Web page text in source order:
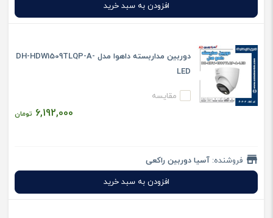
افزودن به سبد خرید
دوربین مداربسته داهوا مدل DH-HDW1509TLQP-A-
LED
مقایسه
6,192,000 تومان
فروشنده: آسیا دوربین راکعی
افزودن به سبد خرید